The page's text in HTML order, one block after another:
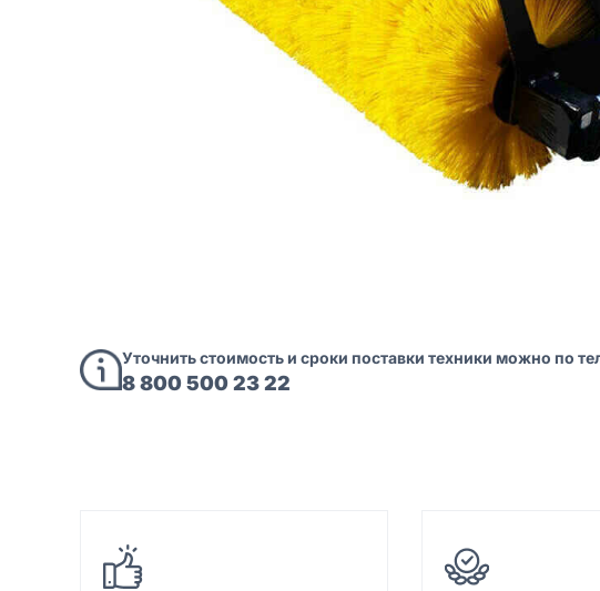
Уточнить стоимость и сроки поставки техники можно по
8 800 500 23 22